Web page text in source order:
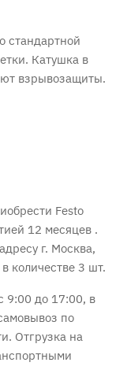
стандартной
Катушка в
взрывозащиты.
Festo
12 месяцев .
г. Москва,
количестве 3 шт.
9:00 до 17:00, в
по
Отгрузка на
заказ